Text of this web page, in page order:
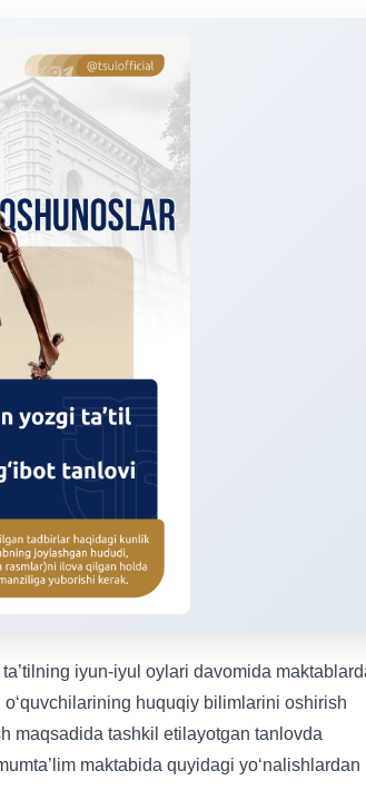
iyun-iyul oylari davomida
huquqiy bilimlarini oshirish
maqsadida tashkil etilayotgan tanlovda
maktabida quyidagi yo‘nalishlardan